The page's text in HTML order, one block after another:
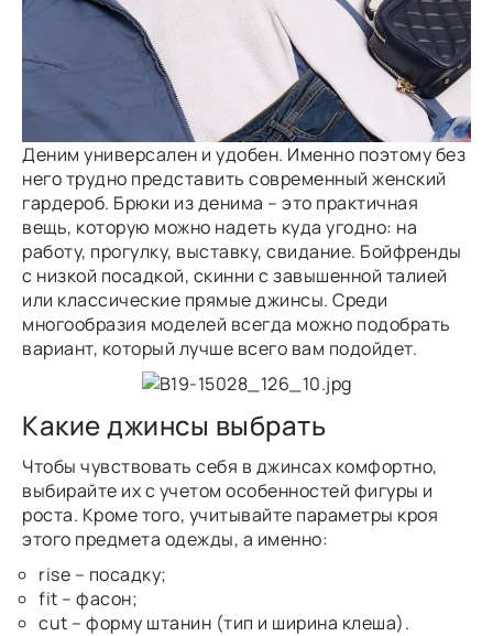
Деним универсален и удобен. Именно поэтому без
него трудно представить современный женский
гардероб. Брюки из денима – это практичная
вещь, которую можно надеть куда угодно: на
работу, прогулку, выставку, свидание. Бойфренды
с низкой посадкой, скинни с завышенной талией
или классические прямые джинсы. Среди
многообразия моделей всегда можно подобрать
вариант, который лучше всего вам подойдет.
Какие джинсы выбрать
Чтобы чувствовать себя в джинсах комфортно,
выбирайте их с учетом особенностей фигуры и
роста. Кроме того, учитывайте параметры кроя
этого предмета одежды, а именно:
rise – посадку;
fit – фасон;
cut – форму штанин (тип и ширина клеша).